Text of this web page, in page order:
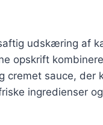
udskæring af
opskrift
cremet sauce, der
ingredienser